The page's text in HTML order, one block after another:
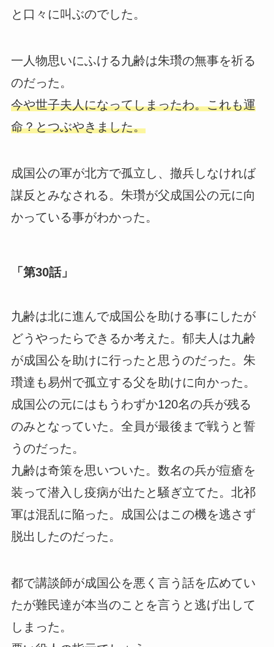
と口々に叫ぶのでした。
一人物思いにふける九齢は朱瓚の無事を祈る
のだった。
今や世子夫人になってしまったわ。これも運
命？とつぶやきました。
成国公の軍が北方で孤立し、撤兵しなければ
謀反とみなされる。朱瓚が父成国公の元に向
かっている事がわかった。
「第30話」
九齢は北に進んで成国公を助ける事にしたが
どうやったらできるか考えた。郁夫人は九齢
が成国公を助けに行ったと思うのだった。朱
瓚達も易州で孤立する父を助けに向かった。
成国公の元にはもうわずか120名の兵が残る
のみとなっていた。全員が最後まで戦うと誓
うのだった。
九齢は奇策を思いついた。数名の兵が痘瘡を
装って潜入し疫病が出たと騒ぎ立てた。北祁
軍は混乱に陥った。成国公はこの機を逃さず
脱出したのだった。
都で講談師が成国公を悪く言う話を広めてい
たが難民達が本当のことを言うと逃げ出して
しまった。